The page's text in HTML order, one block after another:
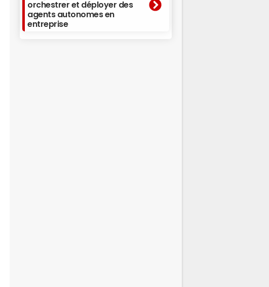
orchestrer et déployer des
agents autonomes en
entreprise